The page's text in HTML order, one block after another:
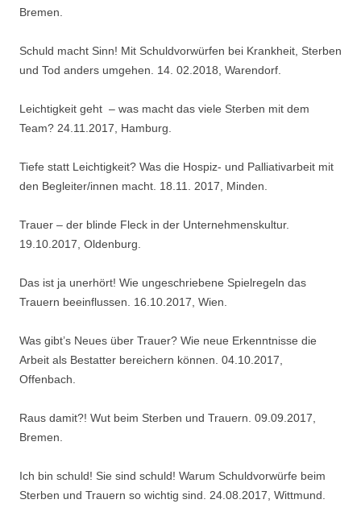
Bremen.
Schuld macht Sinn! Mit Schuldvorwürfen bei Krankheit, Sterben
und Tod anders umgehen. 14. 02.2018, Warendorf.
Leichtigkeit geht – was macht das viele Sterben mit dem
Team? 24.11.2017, Hamburg.
Tiefe statt Leichtigkeit? Was die Hospiz- und Palliativarbeit mit
den Begleiter/innen macht. 18.11. 2017, Minden.
Trauer – der blinde Fleck in der Unternehmenskultur.
19.10.2017, Oldenburg.
Das ist ja unerhört! Wie ungeschriebene Spielregeln das
Trauern beeinflussen. 16.10.2017, Wien.
Was gibt’s Neues über Trauer? Wie neue Erkenntnisse die
Arbeit als Bestatter bereichern können. 04.10.2017,
Offenbach.
Raus damit?! Wut beim Sterben und Trauern. 09.09.2017,
Bremen.
Ich bin schuld! Sie sind schuld! Warum Schuldvorwürfe beim
Sterben und Trauern so wichtig sind. 24.08.2017, Wittmund.